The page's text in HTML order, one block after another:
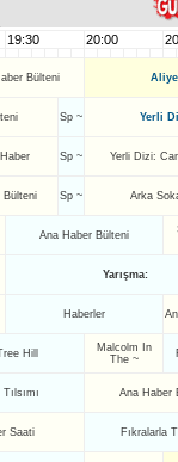
19:30 20:00
Bülteni Aliye
Sp ~ Yerli
Sp ~ Yerli Dizi:
Bülteni Sp ~ Arka
Ana Haber Bülteni
Yarışma:
Haberler
Hill
Malcolm In
The ~
Ana Haber
Saati Fıkralarla